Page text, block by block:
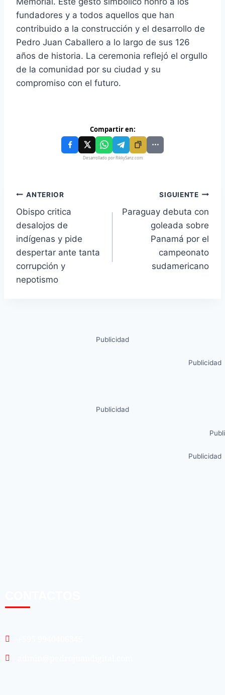
fundadores y a todos aquellos que han
contribuido a la construcción y el desarrollo de
Pedro Juan Caballero a lo largo de sus 126
años de historia. La ceremonia reflejó el orgullo
de la comunidad por su ciudad y su
compromiso con el futuro.
Compartir en:
Desarrollado por RikkySanz.com
ANTERIOR
Obispo critica
desalojos de
indígenas y pide
despertar ante tanta
corrupción y
nepotismo
SIGUIENTE
Paraguay debuta con
goleada sobre
Panamá por el
campeonato
sudamericano
Publicidad
Publicidad
Publicidad
Publicidad